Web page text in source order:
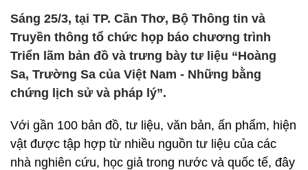
Sáng 25/3, tại TP. Cần Thơ, Bộ Thông tin và
Truyền thông tổ chức họp báo chương trình
Triển lãm bản đồ và trưng bày tư liệu “Hoàng
Sa, Trường Sa của Việt Nam - Những bằng
chứng lịch sử và pháp lý”.
Với gần 100 bản đồ, tư liệu, văn bản, ấn phẩm, hiện
vật được tập hợp từ nhiều nguồn tư liệu của các
nhà nghiên cứu, học giả trong nước và quốc tế, đây